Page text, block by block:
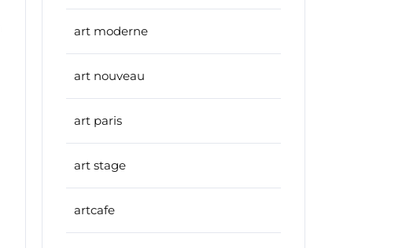
art moderne
art nouveau
art paris
art stage
artcafe